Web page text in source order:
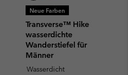
Neue Farben
Transverse™ Hike
wasserdichte
Wanderstiefel für
Männer
Wasserdicht